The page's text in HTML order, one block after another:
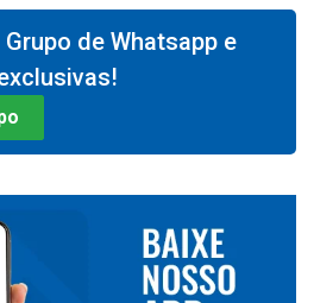
de Whatsapp e